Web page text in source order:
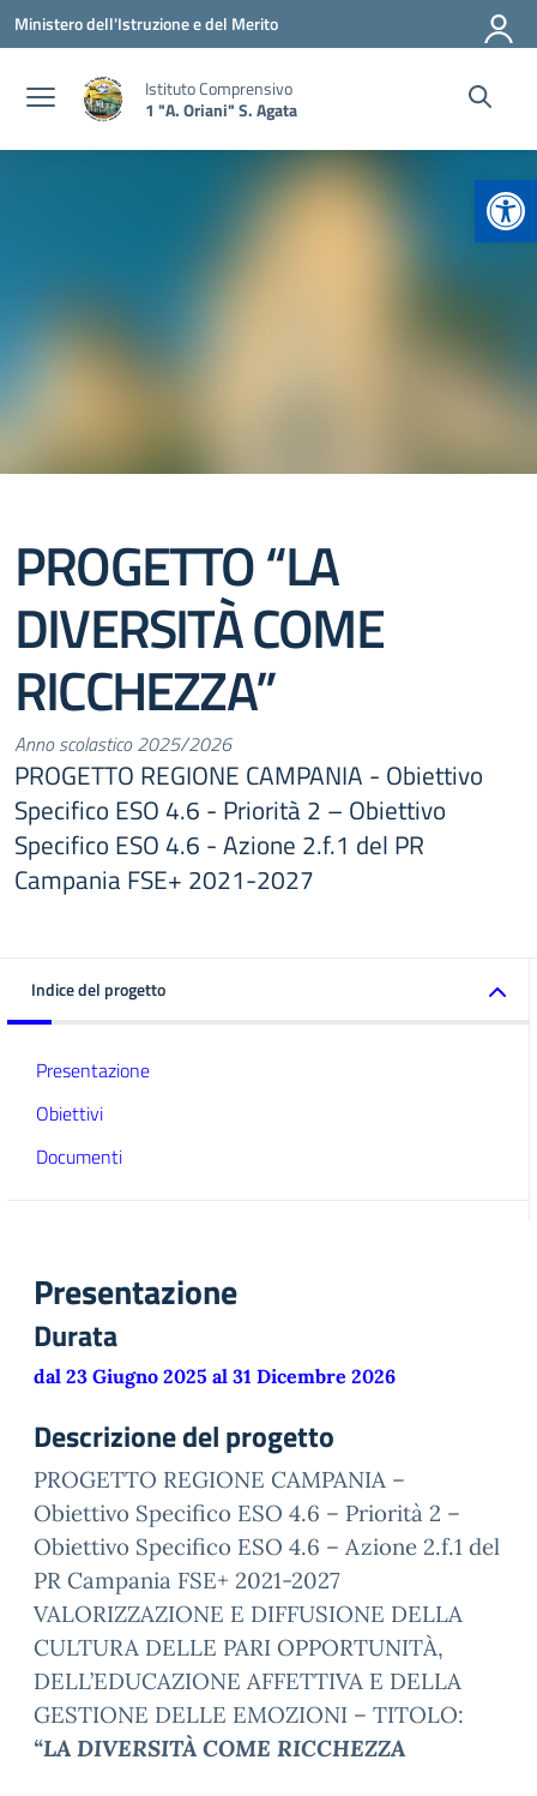
Vai ai contenuti
Vai al menu di navigazione
Vai al footer
Ministero dell'Istruzione e del Merito
Istituto Comprensivo
1 "A. Oriani" S. Agata
PROGETTO “LA
DIVERSITÀ COME
RICCHEZZA”
Anno scolastico 2025/2026
PROGETTO REGIONE CAMPANIA - Obiettivo
Specifico ESO 4.6 - Priorità 2 – Obiettivo
Specifico ESO 4.6 - Azione 2.f.1 del PR
Campania FSE+ 2021-2027
Indice del progetto
Presentazione
Obiettivi
Documenti
Presentazione
Durata
dal 23 Giugno 2025 al 31 Dicembre 2026
Descrizione del progetto
PROGETTO REGIONE CAMPANIA –
Obiettivo Specifico ESO 4.6 – Priorità 2 –
Obiettivo Specifico ESO 4.6 – Azione 2.f.1 del
PR Campania FSE+ 2021-2027
VALORIZZAZIONE E DIFFUSIONE DELLA
CULTURA DELLE PARI OPPORTUNITÀ,
DELL’EDUCAZIONE AFFETTIVA E DELLA
GESTIONE DELLE EMOZIONI – TITOLO:
“LA DIVERSITÀ COME RICCHEZZA